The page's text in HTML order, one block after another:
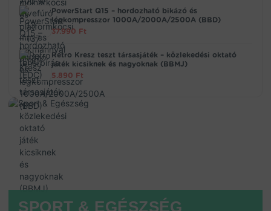
PowerStart Q15 – hordozható bikázó és
légkompresszor 1000A/2000A/2500A (BBD)
37.990 Ft
Retro Kresz teszt társasjáték – közlekedési oktató
játék kicsiknek és nagyoknak (BBMJ)
5.890 Ft
SPORT & EGÉSZSÉG